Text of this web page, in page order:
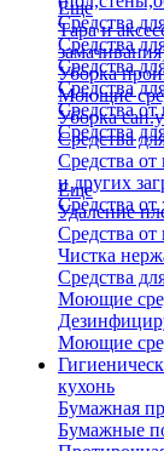
Средства
Средства
Средства
Средства
Средства
Средства
Еще
Тара и
Уборка
Моющие
Уборка
Средства
Средства
и других
Средства от
Еще
Удаление
Средства
Чистка
Средства
Моющие
Моющие
кухонь
Бумажная
Бумажные